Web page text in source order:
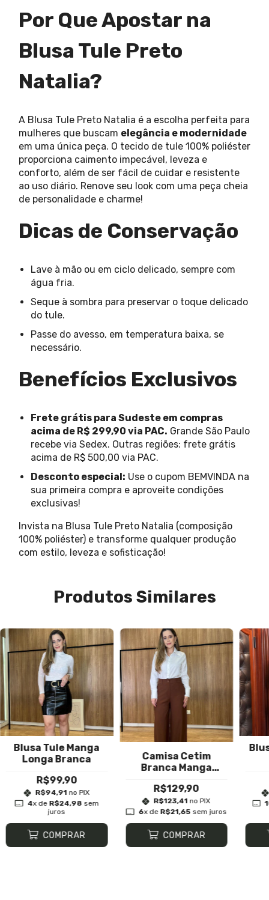
Por Que Apostar na
Blusa Tule Preto
Natalia?
A Blusa Tule Preto Natalia é a escolha perfeita para
mulheres que buscam elegância e modernidade
em uma única peça. O tecido de tule 100% poliéster
proporciona caimento impecável, leveza e
conforto, além de ser fácil de cuidar e resistente
ao uso diário. Renove seu look com uma peça cheia
de personalidade e charme!
Dicas de Conservação
Lave à mão ou em ciclo delicado, sempre com
água fria.
Seque à sombra para preservar o toque delicado
do tule.
Passe do avesso, em temperatura baixa, se
necessário.
Benefícios Exclusivos
Frete grátis para Sudeste em compras
acima de R$ 299,90 via PAC. Grande São Paulo
recebe via Sedex. Outras regiões: frete grátis
acima de R$ 500,00 via PAC.
Desconto especial: Use o cupom BEMVINDA na
sua primeira compra e aproveite condições
exclusivas!
Invista na Blusa Tule Preto Natalia (composição
100% poliéster) e transforme qualquer produção
com estilo, leveza e sofisticação!
Produtos Similares
Blusa Tule Manga
Longa Branca
R$99,90
R$94,91 no PIX
4x de R$24,98 sem
juros
COMPRAR
Camisa Cetim
Branca Manga
R$129,90
R$123,41 no PIX
6x de R$21,65 sem juros
COMPRAR